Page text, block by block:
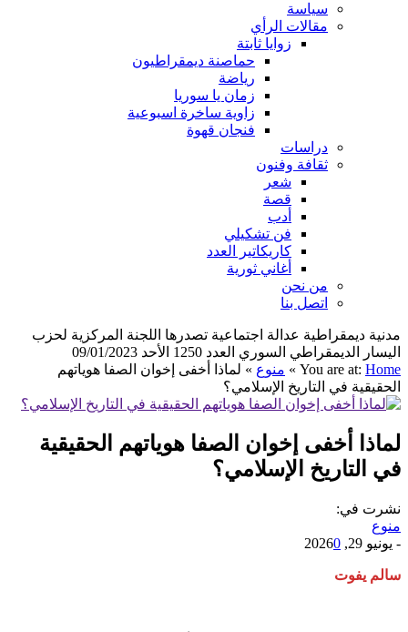
سياسة
مقالات الرأي
زوايا ثابتة
حماصنة ديمقراطيون
رياضة
زمان يا سوريا
زاوية ساخرة اسبوعية
فنجان قهوة
دراسات
ثقافة وفنون
شعر
قصة
أدب
فن تشكيلي
كاريكاتير العدد
أغاني ثورية
من نحن
اتصل بنا
مدنية ديمقراطية عدالة اجتماعية تصدرها اللجنة المركزية لحزب
اليسار الديمقراطي السوري العدد 1250 الأحد 09/01/2023
You are at: Home
» منوع » لماذا أخفى إخوان الصفا هوياتهم
الحقيقية في التاريخ الإسلامي؟
لماذا أخفى إخوان الصفا هوياتهم الحقيقية
في التاريخ الإسلامي؟
نشرت في:
منوع
- يونيو 29, 2026 0
سالم يفوت